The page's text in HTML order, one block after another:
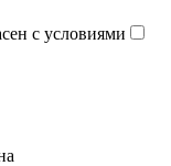
с условиями